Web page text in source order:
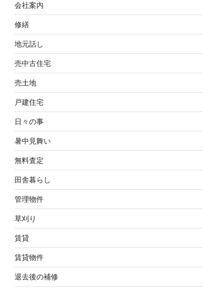
会社案内
修繕
地元話し
売中古住宅
売土地
戸建住宅
日々の事
暑中見舞い
無料査定
田舎暮らし
管理物件
草刈り
賃貸
賃貸物件
退去後の補修